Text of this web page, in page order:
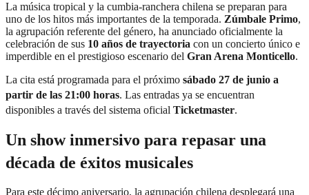
La música tropical y la cumbia-ranchera chilena se preparan para
uno de los hitos más importantes de la temporada. Zúmbale Primo,
la agrupación referente del género, ha anunciado oficialmente la
celebración de sus 10 años de trayectoria con un concierto único e
imperdible en el prestigioso escenario del Gran Arena Monticello.
La cita está programada para el próximo sábado 27 de junio a
partir de las 21:00 horas. Las entradas ya se encuentran
disponibles a través del sistema oficial Ticketmaster.
Un show inmersivo para repasar una
década de éxitos musicales
Para este décimo aniversario, la agrupación chilena desplegará una